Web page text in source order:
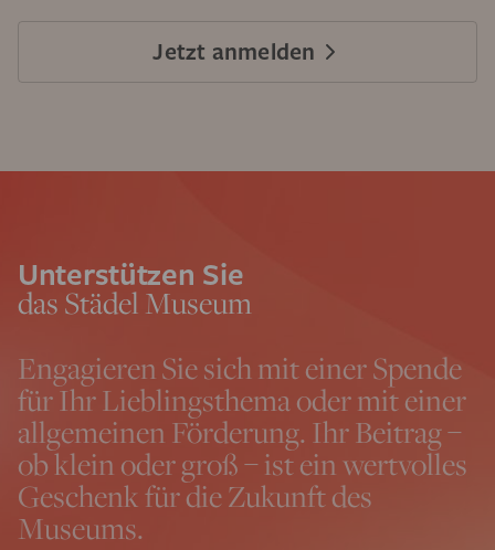
Jetzt anmelden
Unterstützen Sie
das Städel Museum
Engagieren Sie sich mit einer Spende
für Ihr Lieblingsthema oder mit einer
allgemeinen Förderung. Ihr Beitrag –
ob klein oder groß – ist ein wertvolles
Geschenk für die Zukunft des
Museums.